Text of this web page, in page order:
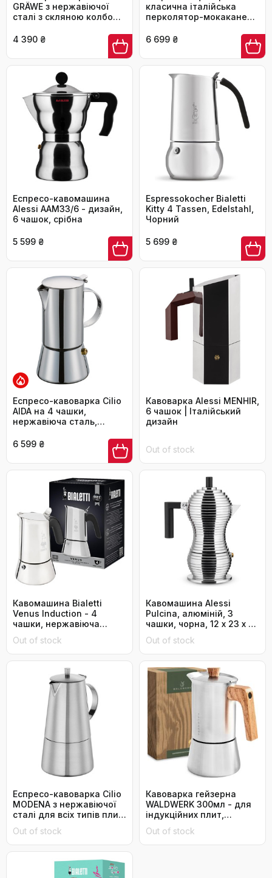
GRÄWE з нержавіючої
сталі з скляною колбою,
звичайних плит,
придатна для миття в
посудомийній машині, на
4 чашки, 160 мл
4 390 ₴
класична італійська
перколятор-мокакане
кришталеве скло та
6 699 ₴
Еспресо-кавомашина
Alessi AAM33/6 - дизайн,
6 чашок, срібна
5 599 ₴
Espressokocher Bialetti
Kitty 4 Tassen, Edelstahl,
Чорний
5 699 ₴
Еспресо-кавоварка Cilio
AIDA на 4 чашки,
нержавіюча сталь,
плит, індукційна,
італійська кава, Ø 9 см, H
17,5 см
6 599 ₴
Кавоварка Alessi MENHIR,
6 чашок | Італійський
дизайн
Out of stock
Кавомашина Bialetti
Venus Induction - 4
чашки, нержавіюча
Out of stock
Кавомашина Alessi
Pulcina, алюміній, 3
чашки, чорна, 12 x 23 x 12
Out of stock
Еспресо-кавоварка Cilio
MODENA з нержавіючої
сталі для всіх типів плит,
посудомийної машини, 6
чашок, для моки та
Out of stock
Кавоварка гейзерна
WALDWERK 300мл - для
індукційних плит,
дерев'яний ручка з дуба,
6 чашок
Out of stock